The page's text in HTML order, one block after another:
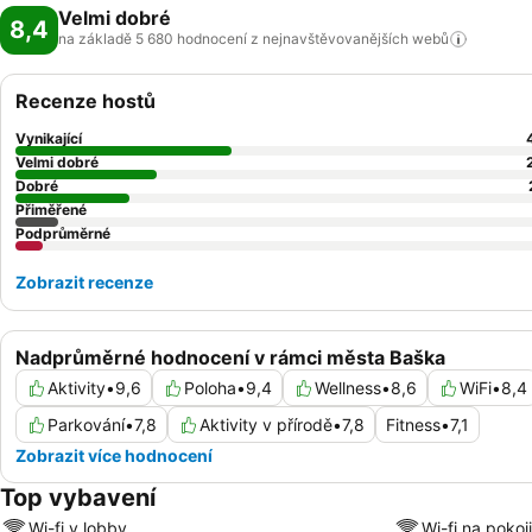
8,4 Velmi dobré
na základě 5 680 hodnocení z nejnavštěvovanějších webů
Nadprůměrné hodnocení v rámci města Baška
Aktivity•9,6 Poloha•9,4 Wellness•8,6 WiFi•8,4
Parkování•7,8 Aktivity v přírodě•7,8 Fitness•7,1
Zobrazit více hodnocení
Recenze hostů
Vynikající
Velmi dobré
Dobré
Přiměřené
Podprůměrné
Zobrazit recenze
Top vybavení
Wi-fi v lobby Wi-fi na pokoji